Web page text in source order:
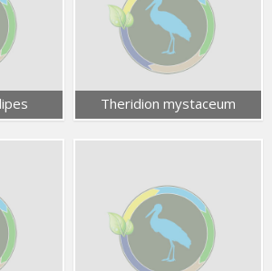
Theridion mystaceum